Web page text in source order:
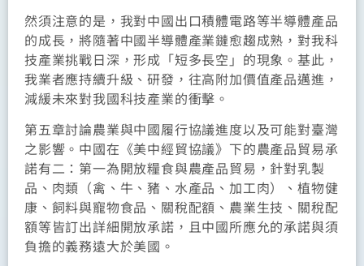
然須注意的是，我對中國出口積體電路等半導體產品
的成長，將隨著中國半導體產業鏈愈趨成熟，對我科
技產業挑戰日深，形成「短多長空」的現象。基此，
我業者應持續升級、研發，往高附加價值產品邁進，
減緩未來對我國科技產業的衝擊。
第五章討論農業與中國履行協議進度以及可能對臺灣
之影響。中國在《美中經貿協議》下的農產品貿易承
諾有二：第一為開放糧食與農產品貿易，針對乳製
品、肉類（禽、牛、豬、水產品、加工肉）、植物健
康、飼料與寵物食品、關稅配額、農業生技、關稅配
額等皆訂出詳細開放承諾，且中國所應允的承諾與須
負擔的義務遠大於美國。